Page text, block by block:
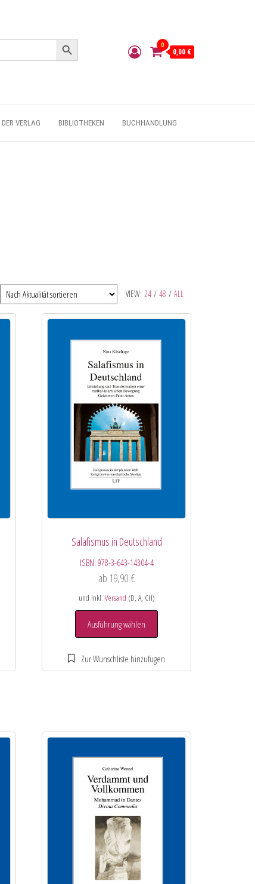
Search Button
0
0,00 €
DER VERLAG BIBLIOTHEKEN BUCHHANDLUNG
VIEW: 24 / 48 / ALL
Salafismus in Deutschland
ISBN: 978-3-643-14304-4
ab 19,90 €
und inkl. Versand (D, A, CH)
Ausführung wählen